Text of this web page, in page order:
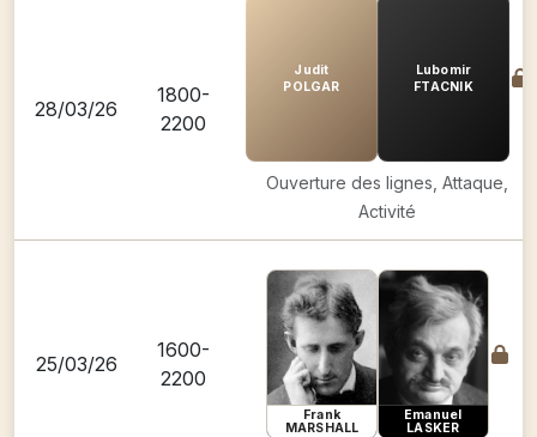
28/03/26
1800-
2200
Judit
POLGAR
Lubomir
FTACNIK
Ouverture des lignes, Attaque,
Activité
25/03/26
1600-
2200
Frank
MARSHALL
Emanuel
LASKER